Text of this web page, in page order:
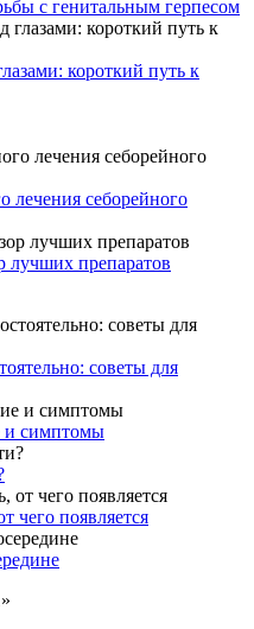
с генитальным герпесом
короткий путь к
лечения себорейного
лучших препаратов
советы для
и симптомы
чего появляется